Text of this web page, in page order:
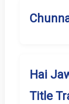
Hai
Title